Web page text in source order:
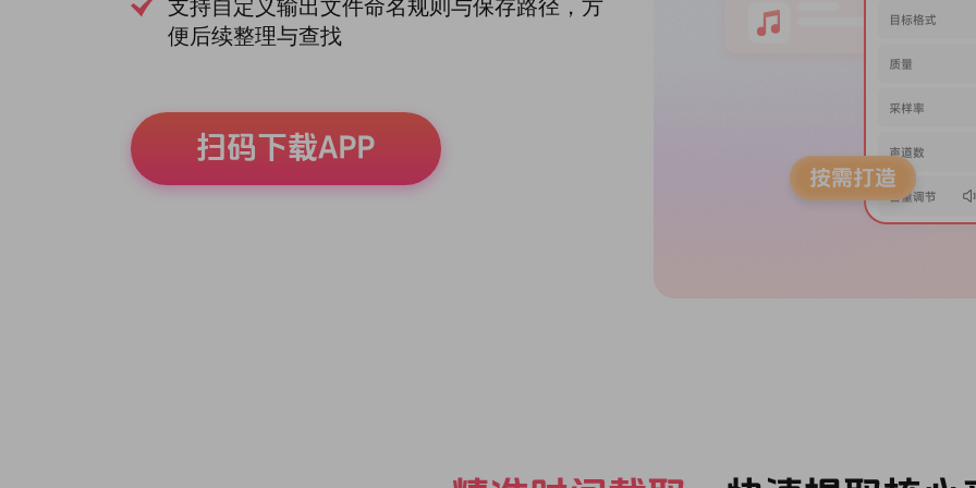
支持自定义输出文件命名规则与保存路径，方
便后续整理与查找
扫码下载APP